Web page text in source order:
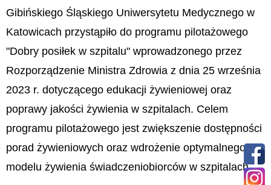
Gibińskiego Śląskiego Uniwersytetu Medycznego w
Katowicach przystąpiło do programu pilotażowego
"Dobry posiłek w szpitalu" wprowadzonego przez
Rozporządzenie Ministra Zdrowia z dnia 25 września
2023 r. dotyczącego edukacji żywieniowej oraz
poprawy jakości żywienia w szpitalach. Celem
programu pilotażowego jest zwiększenie dostępności
porad żywieniowych oraz wdrożenie optymalnego
modelu żywienia świadczeniobiorców w szpitalach.